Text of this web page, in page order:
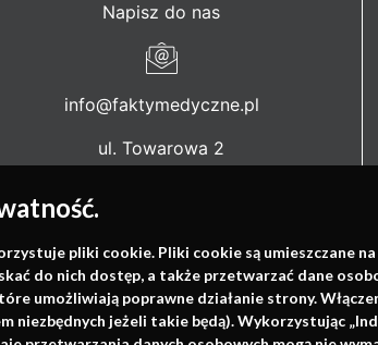
pliki cookie. Pliki cookie są umieszczane
do nich dostęp, a także przetwarzać dane
umożliwiają poprawne działanie strony.
jeżeli takie będą). Wykorzystując
Napisz do nas
info@faktymedyczne.pl
ul. Towarowa 2
ul. Wolności 338b
41-800 Zabrze
Biuro Zarządu Fundacji: